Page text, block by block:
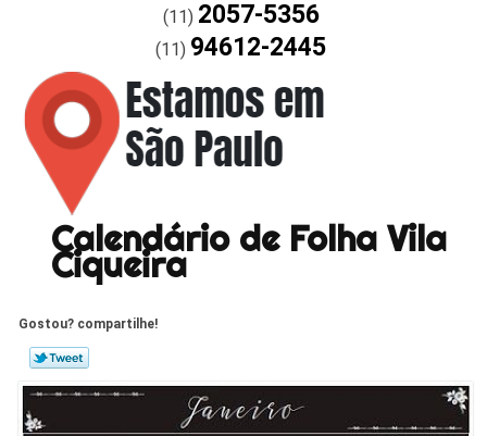
(11) 2057-5356
(11) 94612-2445
Calendário de Folha Vila
Ciqueira
Gostou? compartilhe!